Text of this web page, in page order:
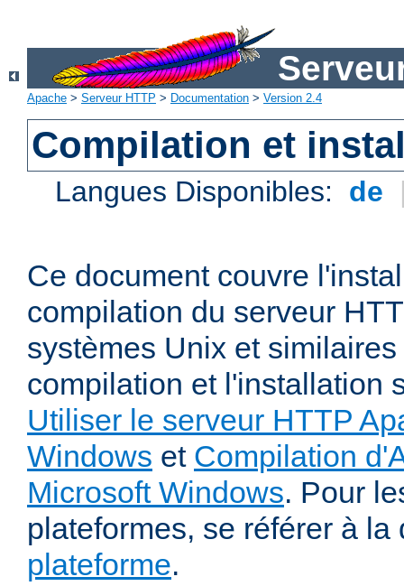
Apache > Serveur HTTP > Documentation > Version 2.4
Compilation et
Langues Disponibles: de
Ce document couvre
compilation du serveur
systèmes Unix et
compilation et l'installation
Utiliser le serveur HTTP
Windows et Compilation
Microsoft Windows. Pour
plateformes, se référer à
plateforme.